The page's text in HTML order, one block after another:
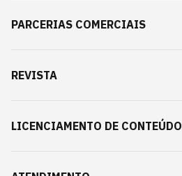
PARCERIAS COMERCIAIS
REVISTA
LICENCIAMENTO DE CONTEÚDO